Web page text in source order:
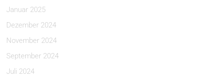
Januar 2025
Dezember 2024
November 2024
September 2024
Juli 2024